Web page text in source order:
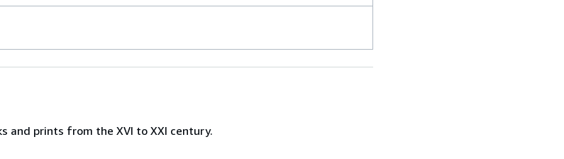
and prints from the XVI to XXI century.